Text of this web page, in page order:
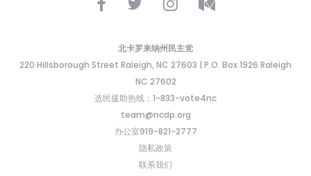
北卡罗来纳州民主党
220 Hillsborough Street Raleigh, NC 27603 | P.O. Box 1926 Raleigh
NC 27602
选民援助热线：1-833-vote4nc
team@ncdp.org
办公室919-821-2777
隐私政策
联系我们